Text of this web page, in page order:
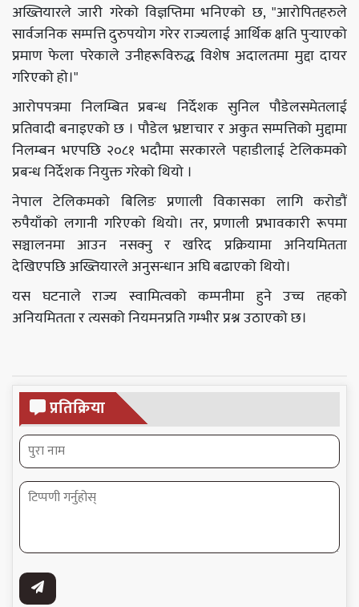
अख्तियारले जारी गरेको विज्ञप्तिमा भनिएको छ, "आरोपितहरुले
सार्वजनिक सम्पत्ति दुरुपयोग गरेर राज्यलाई आर्थिक क्षति पुर्‍याएको
प्रमाण फेला परेकाले उनीहरूविरुद्ध विशेष अदालतमा मुद्दा दायर
गरिएको हो।"
आरोपपत्रमा निलम्बित प्रबन्ध निर्देशक सुनिल पौडेलसमेतलाई
प्रतिवादी बनाइएको छ । पौडेल भ्रष्टाचार र अकुत सम्पत्तिको मुद्दामा
निलम्बन भएपछि २०८१ भदौमा सरकारले पहाडीलाई टेलिकमको
प्रबन्ध निर्देशक नियुक्त गरेको थियो ।
नेपाल टेलिकमको बिलिङ प्रणाली विकासका लागि करोडौं
रुपैयाँको लगानी गरिएको थियो। तर, प्रणाली प्रभावकारी रूपमा
सञ्चालनमा आउन नसक्नु र खरिद प्रक्रियामा अनियमितता
देखिएपछि अख्तियारले अनुसन्धान अघि बढाएको थियो।
यस घटनाले राज्य स्वामित्वको कम्पनीमा हुने उच्च तहको
अनियमितता र त्यसको नियमनप्रति गम्भीर प्रश्न उठाएको छ।
प्रतिक्रिया